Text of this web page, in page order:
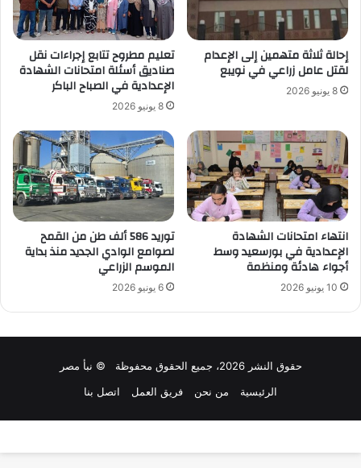
إحالة ثلاثة متهمين إلى الإعدام
لقتل عامل زراعي في نويبع
8 يونيو 2026
تعليم مطروح تتابع إجراءات نقل
صناديق أسئلة امتحانات الشهادة
الإعدادية في الصباح الباكر
8 يونيو 2026
انتهاء امتحانات الشهادة
الإعدادية في بورسعيد وسط
أجواء هادئة ومنظمة
10 يونيو 2026
توريد 586 ألف طن من القمح
لصوامع الوادي الجديد منذ بداية
الموسم الزراعي
6 يونيو 2026
حقوق النشر 2026، جميع الحقوق محفوظة © نبأ مصر
الرئيسية
من نحن فريق العمل اتصل بنا